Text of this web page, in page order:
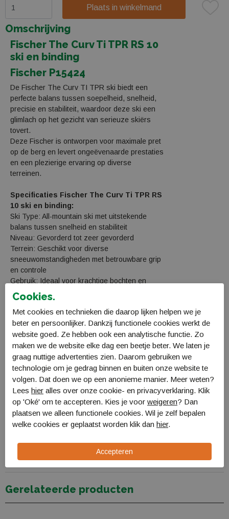
Plaats in winkelmand
Omschrijving
Fischer The Curv Ti TPR RS 10
ski en binding
Fischer P15424
De Fischer The Curv TI TPR ski biedt een
perfecte balans tussen soepelheid, snelheid,
precisie en stabiliteit, waardoor deze ski een
glimlach op het gezicht van serieuze skiërs
tovert.
Deze Fischer is ontworpen voor maximale pret
op de berg en levert ongeëvenaarde prestaties
en een plezierige ervaring op diverse
terreinen.
Specificaties Fischer The Curv Ti TPR RS
10 ski en binding:
Ski Type: All-mountain ski met uitstekende
balans tussen snelheid en stabiliteit
Niveau: Gevorderd tot zeer gevorderd
Terrein: Geschikt voor diverse
sneeuwomstandigheden met betrouwbare grip
en controle
Gebruik: Ideaal voor krachtige bochten en
dynamische afdalingen
Technologie: Geavanceerde Titanal-laag voor
stabiliteit en precisie, gecombineerd met Turn
Performance Rocker (TPR) voor verbeterde
grip en bochtenhandling
Radius: 13 meter bij een standaardlengte van
164 cm, voor gecontroleerde en veelzijdige
bochten
Specificaties
Bestellen en Betalen
Verzending en levering
Retourneren
Gerelateerde producten
Cookies.
Met cookies en technieken die daarop lijken helpen we je
beter en persoonlijker. Dankzij functionele cookies werkt de
website goed. Ze hebben ook een analytische functie. Zo
maken we de website elke dag een beetje beter. We laten je
graag nuttige advertenties zien. Daarom gebruiken we
technologie om je gedrag binnen en buiten onze website te
volgen. Dat doen we op een anonieme manier. Meer weten?
Lees hier alles over onze cookie- en privacyverklaring. Klik
op 'Oké' om te accepteren. Kies je voor weigeren? Dan
plaatsen we alleen functionele cookies. Wil je zelf bepalen
welke cookies er geplaatst worden klik dan hier.